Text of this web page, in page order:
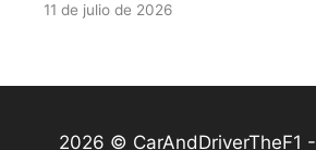
11 de julio de 2026
2026 © CarAndDriverTheF1 -